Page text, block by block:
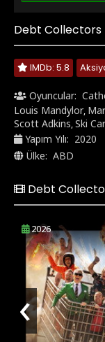
Debt Collectors
IMDb: 5.8
Oyuncular:
Louis Mandylor,
Scott Adkins,Ski
Yapım Yılı: 2020
Ülke: ABD
Debt
2026
‹